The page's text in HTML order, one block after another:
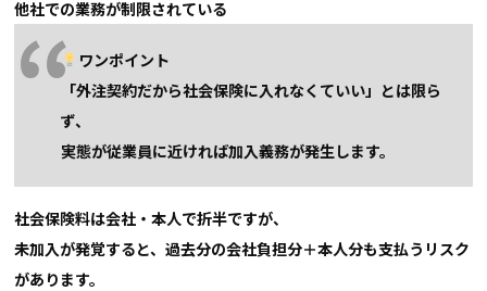
他社での業務が制限されている
ワンポイント
「外注契約だから社会保険に入れなくていい」とは限ら
ず、
実態が従業員に近ければ加入義務が発生します。
社会保険料は会社・本人で折半ですが、
未加入が発覚すると、過去分の会社負担分＋本人分も支払うリスク
があります。